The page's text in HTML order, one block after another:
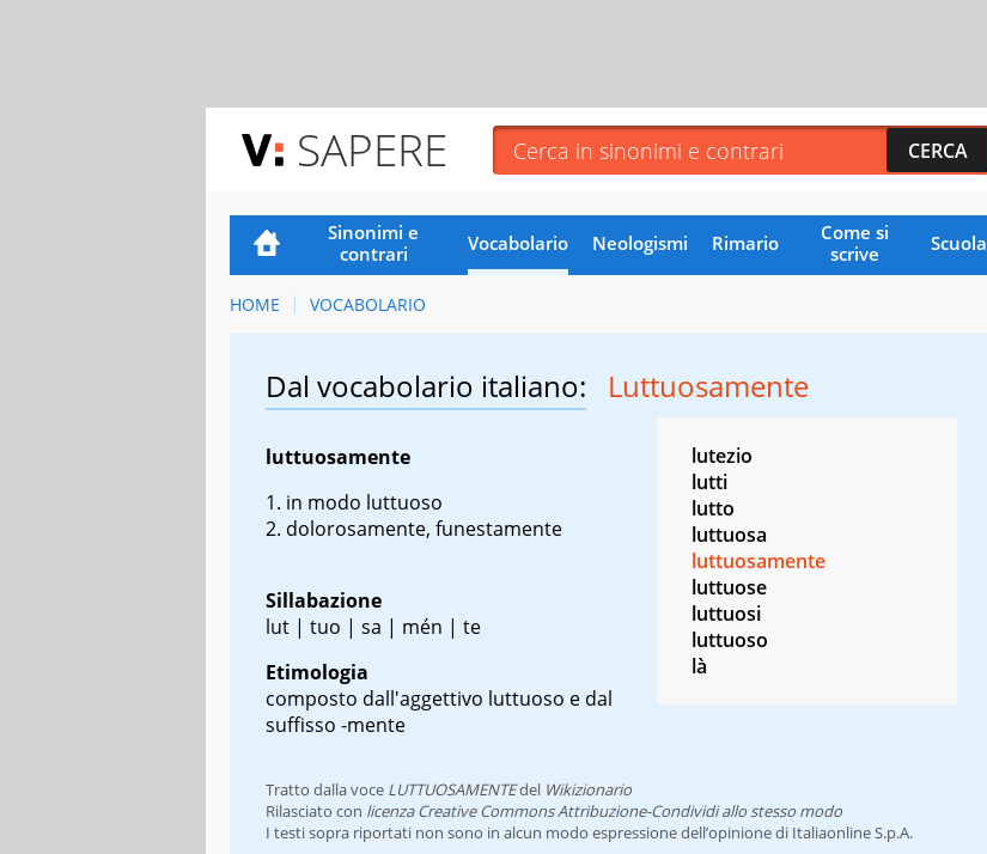
SAPERE
Sinonimi e
contrari
Vocabolario Neologismi Rimario
Come si
scrive
Scuola
HOME VOCABOLARIO
Dal vocabolario italiano: Luttuosamente
luttuosamente
in modo luttuoso
dolorosamente, funestamente
Sillabazione
lut | tuo | sa | mén | te
Etimologia
composto dall'aggettivo luttuoso e dal
suffisso -mente
lutezio
lutti
lutto
luttuosa
luttuosamente
luttuose
luttuosi
luttuoso
là
Tratto dalla voce LUTTUOSAMENTEdel Wikizionario
Rilasciato con licenza Creative Commons Attribuzione-Condividi allo stesso modo
I testi sopra riportati non sono in alcun modo espressione dell’opinione di Italiaonline S.p.A.